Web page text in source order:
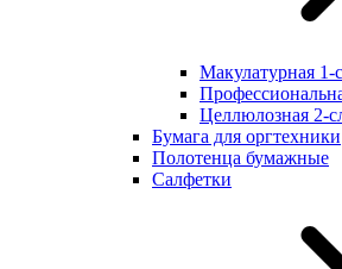
Макулатурная
Целлюлозная 2-
Бумага для оргтехники
Полотенца бумажные
Салфетки